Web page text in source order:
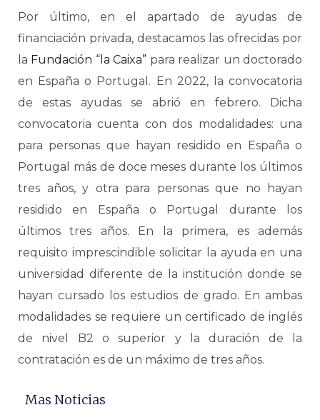
Por último, en el apartado de ayudas de
financiación privada, destacamos las ofrecidas por
la Fundación “la Caixa” para realizar un doctorado
en España o Portugal. En 2022, la convocatoria
de estas ayudas se abrió en febrero. Dicha
convocatoria cuenta con dos modalidades: una
para personas que hayan residido en España o
Portugal más de doce meses durante los últimos
tres años, y otra para personas que no hayan
residido en España o Portugal durante los
últimos tres años. En la primera, es además
requisito imprescindible solicitar la ayuda en una
universidad diferente de la institución donde se
hayan cursado los estudios de grado. En ambas
modalidades se requiere un certificado de inglés
de nivel B2 o superior y la duración de la
contratación es de un máximo de tres años.
Mas Noticias